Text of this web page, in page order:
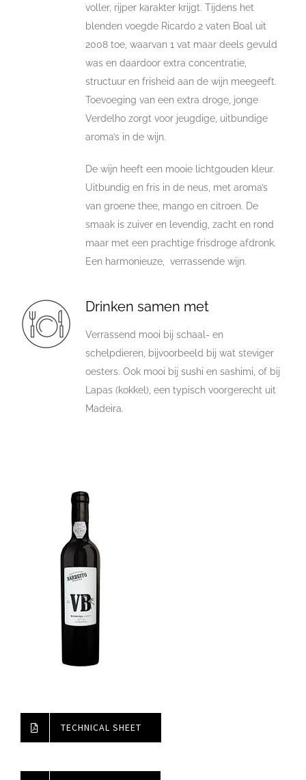
voller, rijper karakter krijgt. Tijdens het
blenden voegde Ricardo 2 vaten Boal uit
2008 toe, waarvan 1 vat maar deels gevuld
was en daardoor extra concentratie,
structuur en frisheid aan de wijn meegeeft.
Toevoeging van een extra droge, jonge
Verdelho zorgt voor jeugdige, uitbundige
aroma’s in de wijn.
De wijn heeft een mooie lichtgouden kleur.
Uitbundig en fris in de neus, met aroma’s
van groene thee, mango en citroen. De
smaak is zuiver en levendig, zacht en rond
maar met een prachtige frisdroge afdronk.
Een harmonieuze, verrassende wijn.
Drinken samen met
Verrassend mooi bij schaal- en
schelpdieren, bijvoorbeeld bij wat steviger
oesters. Ook mooi bij sushi en sashimi, of bij
Lapas (kokkel), een typisch voorgerecht uit
Madeira.
TECHNICAL SHEET